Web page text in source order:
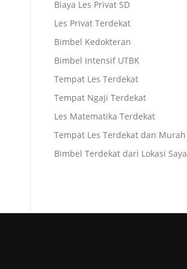
Biaya Les Privat SD
Les Privat Terdekat
Bimbel Kedokteran
Bimbel Intensif UTBK
Tempat Les Terdekat
Tempat Ngaji Terdekat
Les Matematika Terdekat
Tempat Les Terdekat dan Murah
Bimbel Terdekat dari Lokasi Saya